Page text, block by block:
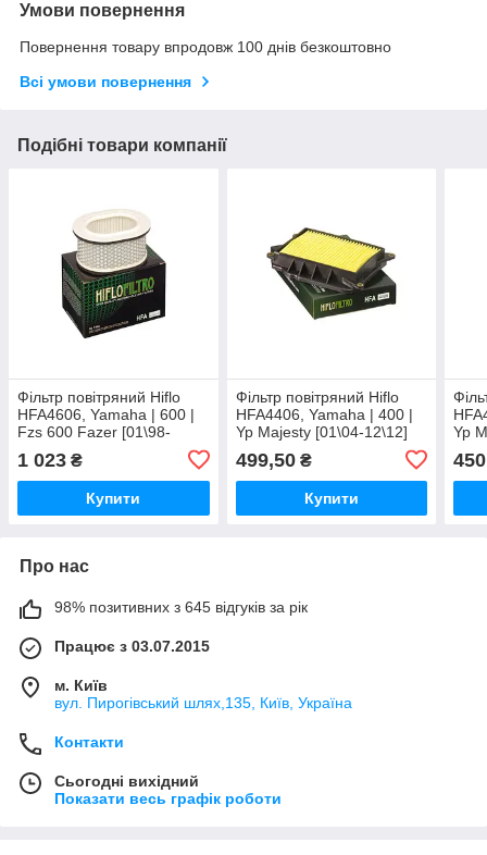
Умови повернення
Повернення товару впродовж 100 днів безкоштовно
Всі умови повернення
Подібні товари компанії
Фільтр повітряний Hiflo
HFA4606, Yamaha | 600 |
Fzs 600 Fazer [01\98-
1 023 ₴
Купити
Фільтр повітряний Hiflo
HFA4406, Yamaha | 400 |
Yp Majesty [01\04-12\12]
499,50₴
Купити
Yp
450
Про нас
98% позитивних з 645 відгуків за рік
Працює з 03.07.2015
м. Київ
вул. Пирогівський шлях,135, Київ, Україна
Контакти
Сьогодні вихідний
Показати весь графік роботи